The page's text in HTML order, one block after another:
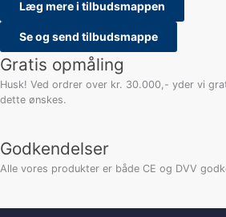
Læg mere i tilbudsmappen
Se og send tilbudsmappe
Gratis opmåling
Husk! Ved ordrer over kr. 30.000,- yder vi
dette ønskes.
Godkendelser
Alle vores produkter er både CE og DVV